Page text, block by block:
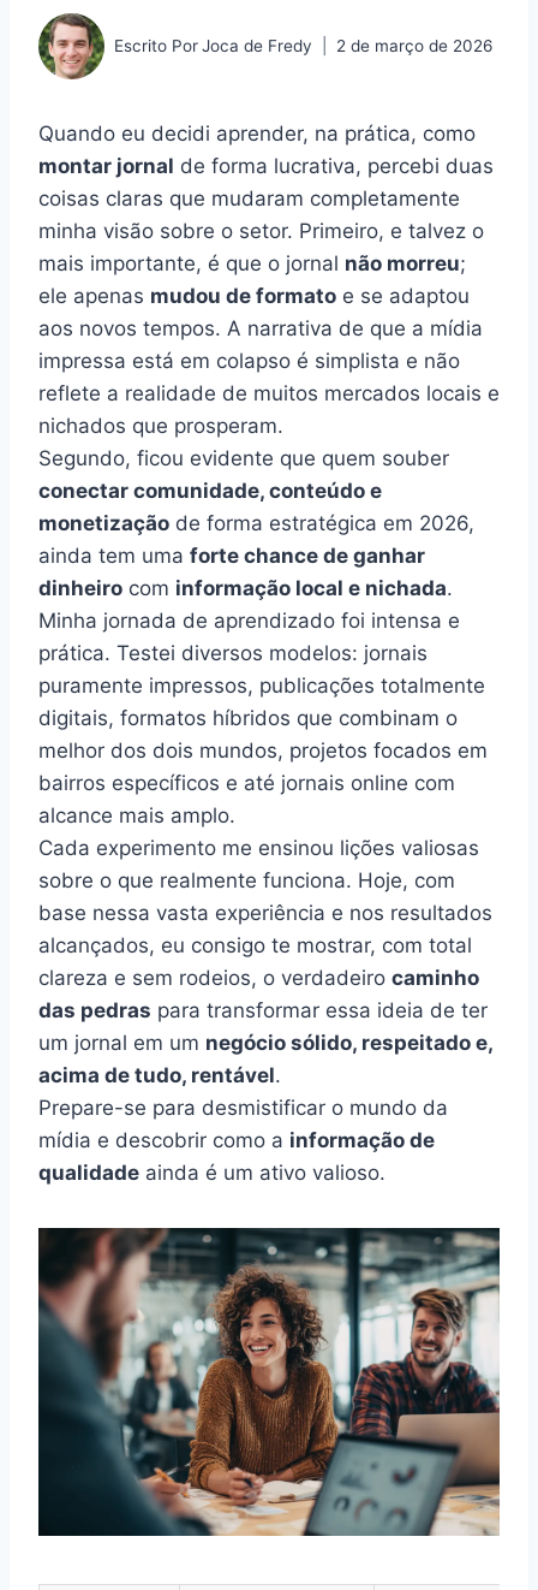
Escrito PorJoca de Fredy 2 de março de 2026
Quando eu decidi aprender, na prática, como
montar jornal de forma lucrativa, percebi duas
coisas claras que mudaram completamente
minha visão sobre o setor. Primeiro, e talvez o
mais importante, é que o jornal não morreu;
ele apenas mudou de formato e se adaptou
aos novos tempos. A narrativa de que a mídia
impressa está em colapso é simplista e não
reflete a realidade de muitos mercados locais e
nichados que prosperam.
Segundo, ficou evidente que quem souber
conectar comunidade, conteúdo e
monetização de forma estratégica em 2026,
ainda tem uma forte chance de ganhar
dinheiro com informação local e nichada.
Minha jornada de aprendizado foi intensa e
prática. Testei diversos modelos: jornais
puramente impressos, publicações totalmente
digitais, formatos híbridos que combinam o
melhor dos dois mundos, projetos focados em
bairros específicos e até jornais online com
alcance mais amplo.
Cada experimento me ensinou lições valiosas
sobre o que realmente funciona. Hoje, com
base nessa vasta experiência e nos resultados
alcançados, eu consigo te mostrar, com total
clareza e sem rodeios, o verdadeiro caminho
das pedras para transformar essa ideia de ter
um jornal em um negócio sólido, respeitado e,
acima de tudo, rentável.
Prepare-se para desmistificar o mundo da
mídia e descobrir como a informação de
qualidade ainda é um ativo valioso.